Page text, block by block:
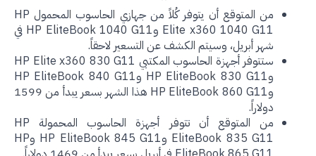
من المتوقع أن يتوفر كُلاً من جهازي الحاسوب المحمول HP
Elite x360 1040 G11 وHP EliteBook 1040 G11 في
شهر أبريل، وسيتم الكشف عن التسعير لاحقاً.
ستتوفر أجهزة الحاسوب المكتبي HP Elite x360 830 G11
وHP EliteBook 830 G11 وHP EliteBook 840 G11
وHP EliteBook 860 G11 هذا الشهر بسعر يبدأ من 1599
من المتوقع أن تتوفر أجهزة الحاسوب المحمولة HP
EliteBook 835 G11 وHP EliteBook 845 G11 وHP